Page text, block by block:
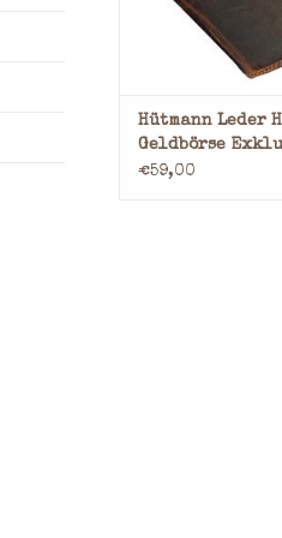
hochwertig
Geldbörse,
mitgenäht, das
ZUM WARENKORB
Hütmann Leder
Geldbörse
Viele Karten
€59,00